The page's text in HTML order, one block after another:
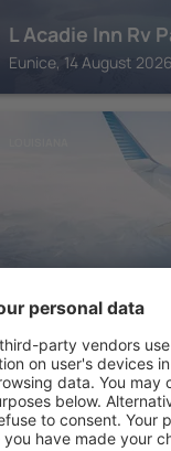
L Acadie Inn Rv
Eunice, 14 August
Sheraton New
New Orleans, 14
LOUISIANA